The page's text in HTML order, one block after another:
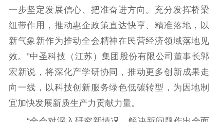
一步坚定发展信心、把准奋进方向。充分发挥桥梁
纽带作用，推动惠企政策直达快享、精准落地，以
新气象新作为推动全会精神在民营经济领域落地见
效。”中圣科技（江苏）集团股份有限公司董事长郭
宏新说，将深化产学研协同，推动更多创新成果走
向一线，以科技创新服务绿色低碳转型，为因地制
宜加快发展新质生产力贡献力量。